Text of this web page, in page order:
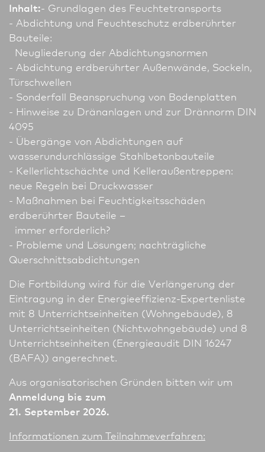
Inhalt:- Grundlagen des Feuchtetransports
- Abdichtung und Feuchteschutz erdberührter
Bauteile:
Neugliederung der Abdichtungsnormen
- Abdichtung erdberührter Außenwände, Sockeln,
Türschwellen
- Sonderfall Beanspruchung von Bodenplatten
- Hinweise zu Dränanlagen und zur Drännorm DIN
4095
- Übergänge von Abdichtungen auf
wasserundurchlässige Stahlbetonbauteile
- Kellerlichtschächte und Kelleraußentreppen:
neue Regeln bei Druckwasser
- Maßnahmen bei Feuchtigkeitsschäden
erdberührter Bauteile –
immer erforderlich?
- Probleme und Lösungen; nachträgliche
Querschnittsabdichtungen
Die Fortbildung wird für die Verlängerung der
Eintragung in der Energieeffizienz-Expertenliste
mit 8 Unter­richts­einheiten (Wohngebäude), 8
Unter­richts­einheiten (Nichtwohngebäude) und 8
Unter­richts­einheiten (Energieaudit DIN 16247
(BAFA)) angerechnet.
Aus organisatorischen Gründen bitten wir um
Anmeldung bis zum
21. September 2026.
In­for­ma­tio­nen zum Teilnahmeverfahren: